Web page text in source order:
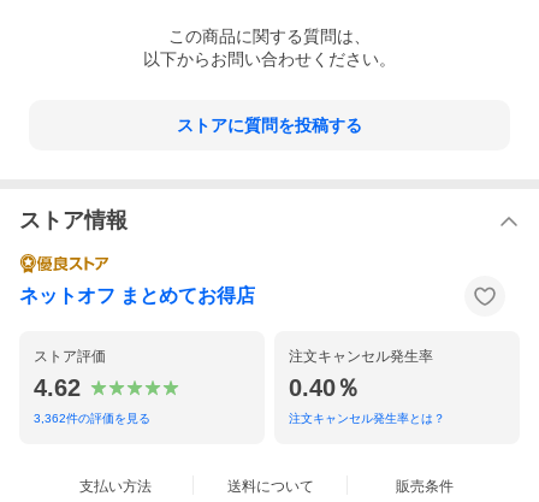
この商品に関する質問は、
以下からお問い合わせください。
ストアに質問を投稿する
ストア情報
ネットオフ まとめてお得店
ストア評価
4.62
3,362件の評価を見る
注文キャンセル発生率
0.40％
注文キャンセル発生率とは？
支払い方法 送料について 販売条件